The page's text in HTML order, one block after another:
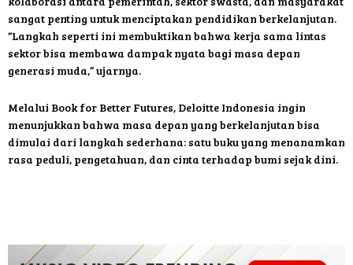
sangat penting untuk menciptakan pendidikan berkelanjutan.
“Langkah seperti ini membuktikan bahwa kerja sama lintas
sektor bisa membawa dampak nyata bagi masa depan
generasi muda,” ujarnya.
Melalui Book for Better Futures, Deloitte Indonesia ingin
menunjukkan bahwa masa depan yang berkelanjutan bisa
dimulai dari langkah sederhana: satu buku yang menanamkan
rasa peduli, pengetahuan, dan cinta terhadap bumi sejak dini.